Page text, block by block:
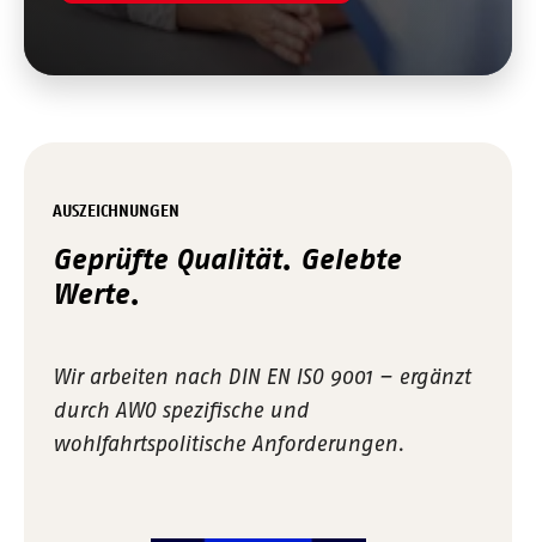
AUSZEICHNUNGEN
Geprüfte Qualität. Gelebte
Werte.
Wir arbeiten nach DIN EN ISO 9001 – ergänzt
durch AWO spezifische und
wohlfahrtspolitische Anforderungen.